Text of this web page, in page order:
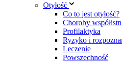
Otyłość
Co to jest otyłość?
Choroby
Profilaktyka
Ryzyko i
Leczenie
Powszechność